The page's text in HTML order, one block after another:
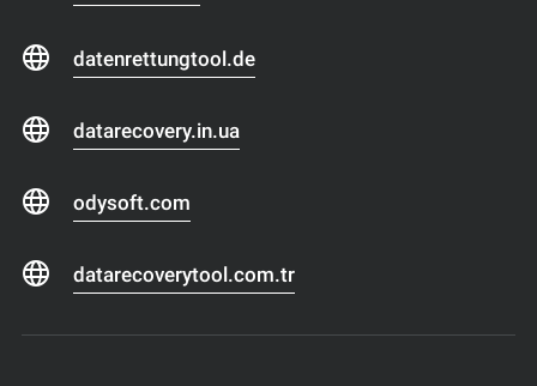
datenrettungtool.de
datarecovery.in.ua
odysoft.com
datarecoverytool.com.tr